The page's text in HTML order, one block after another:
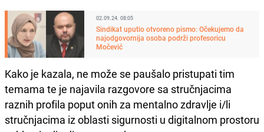
02.09.24. 08:05
Sindikat uputio otvoreno pismo: Očekujemo da
najodgovornija osoba podrži profesoricu
Močević
Kako je kazala, ne može se paušalo pristupati tim
temama te je najavila razgovore sa stručnjacima
raznih profila poput onih za mentalno zdravlje i/li
stručnjacima iz oblasti sigurnosti u digitalnom prostoru